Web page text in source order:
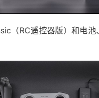
（RC遥控器版）和电池